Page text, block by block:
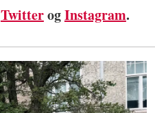
TwitterogInstagram.